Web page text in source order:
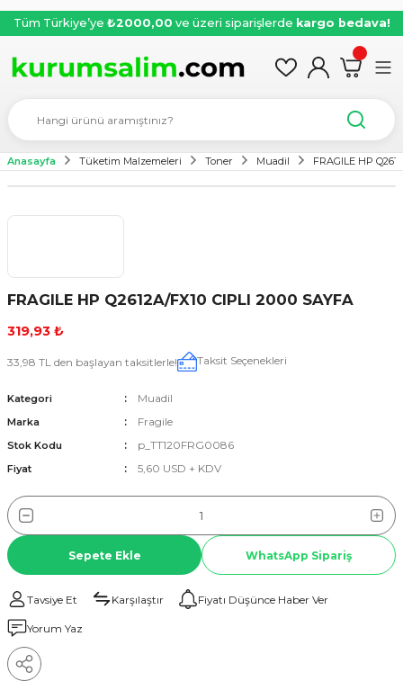
Tüm Türkiye’ye ₺2000,00 ve üzeri siparişlerde kargo bedava!
Anasayfa Tüketim Malzemeleri Toner Muadil FRAGILE HP
FRAGILE HP Q2612A/FX10 CIPLI 2000 SAYFA
319,93 ₺
33,98 TL den başlayan taksitlerle! Taksit Seçenekleri
Kategori Muadil
Marka Fragile
Stok Kodu p_TT120FRG0086
Fiyat 5,60 USD + KDV
Sepete Ekle WhatsApp Sipariş
Tavsiye Et Karşılaştır Fiyatı Düşünce Haber Ver
Yorum Yaz